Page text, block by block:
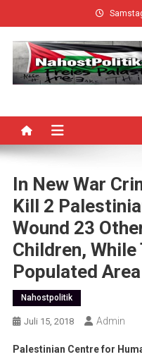
to
content
In New War
Kill 2
Wound 23
Children,
Populated
Nahostpolitik
Juli 15, 2018 Admin
Palestinian Centre for